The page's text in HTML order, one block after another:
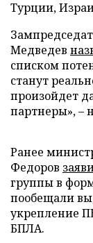
Турции,
Медведев
списком
станут
произойдет
партнеры», –
Ранее
Федоров
группы в
пообещали
укрепление
БПЛА.